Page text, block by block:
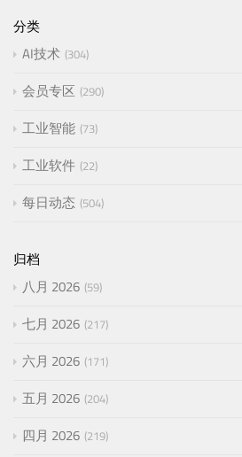
分类
AI技术 304
会员专区 290
工业智能 73
工业软件 22
每日动态 504
归档
八月 2026 59
七月 2026 217
六月 2026 171
五月 2026 204
四月 2026 219